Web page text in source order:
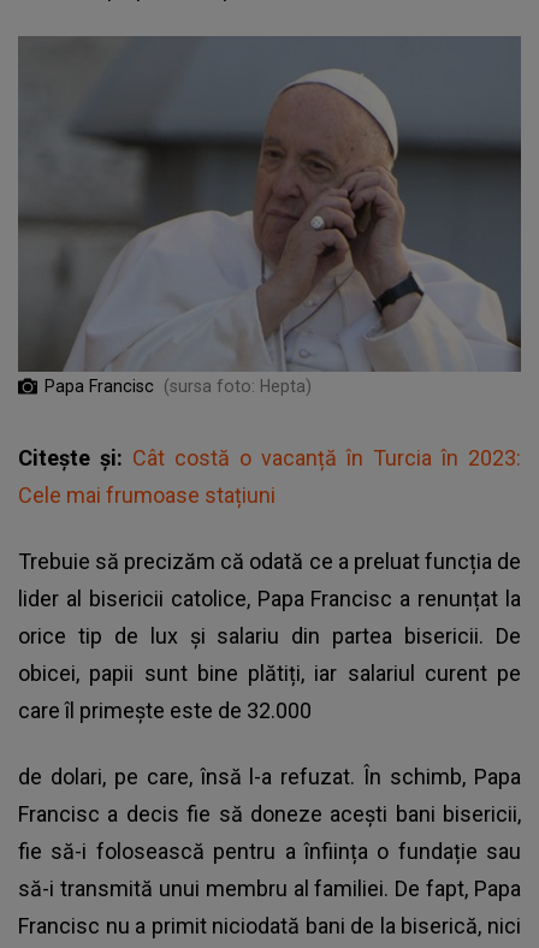
Papa Francisc (sursa foto: Hepta)
Citește și: Cât costă o vacanță în Turcia în 2023:
Cele mai frumoase stațiuni
Trebuie să precizăm că odată ce a preluat funcția de
lider al bisericii catolice, Papa Francisc a renunțat la
orice tip de lux și salariu din partea bisericii. De
obicei, papii sunt bine plătiți, iar salariul curent pe
care îl primește este de 32.000
de dolari, pe care, însă l-a refuzat. În schimb, Papa
Francisc a decis fie să doneze acești bani bisericii,
fie să-i folosească pentru a înființa o fundație sau
să-i transmită unui membru al familiei. De fapt, Papa
Francisc nu a primit niciodată bani de la biserică, nici